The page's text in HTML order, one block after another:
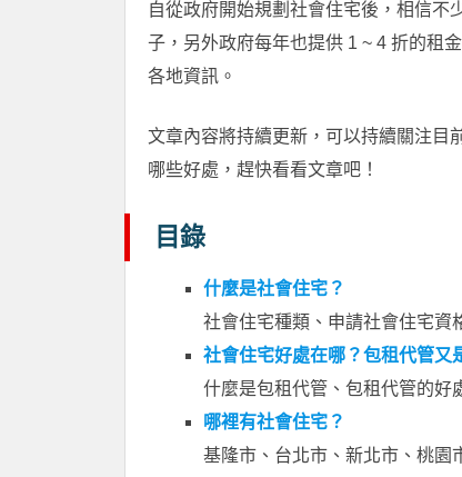
自從政府開始規劃社會住宅後，相信不
子，另外政府每年也提供 1 ~ 4 折的租
各地資訊。
文章內容將持續更新，可以持續關注目
哪些好處，趕快看看文章吧！
目錄
什麼是社會住宅？
社會住宅種類、申請社會住宅資
社會住宅好處在哪？包租代管又
什麼是包租代管、包租代管的好
哪裡有社會住宅？
基隆市、台北市、新北市、桃園